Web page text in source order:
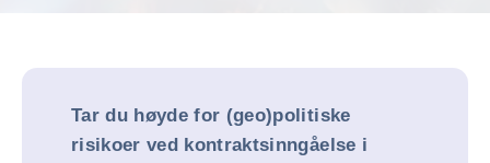
Tar du høyde for (geo)politiske
risikoer ved kontraktsinngåelse i